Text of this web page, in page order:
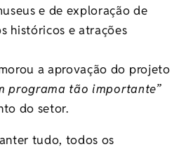
e de exploração de
históricos e atrações
a aprovação do projeto
programa tão importante”
do setor.
tudo, todos os